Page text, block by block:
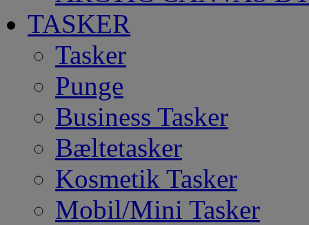
TASKER
Tasker
Punge
Business Tasker
Bæltetasker
Kosmetik Tasker
Mobil/Mini Tasker